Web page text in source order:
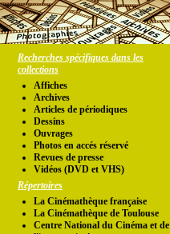
Recherches spécifiques dans les
collections
Affiches
Archives
Articles de périodiques
Dessins
Ouvrages
Photos en accés réservé
Revues de presse
Vidéos (DVD et VHS)
Répertoires
La Cinémathèque française
La Cinémathèque de Toulouse
Centre National du Cinéma et de